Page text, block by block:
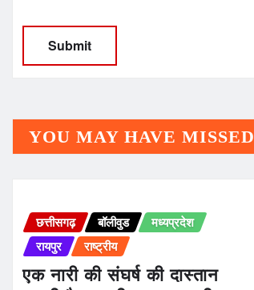
YOU MAY HAVE MISSED
छत्तीसगढ़ बॉलीवुड
मध्यप्रदेश
रायपुर
राष्ट्रीय
एक नारी की संघर्ष की दास्तान